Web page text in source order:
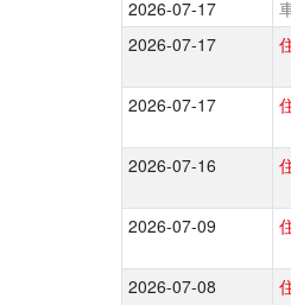
2026-07-17
2026-07-17
2026-07-17
2026-07-16
2026-07-09
2026-07-08